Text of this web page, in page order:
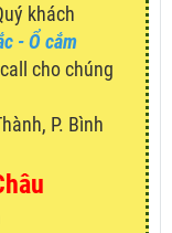
khách
- Ổ cắm
cho chúng
P. Bình